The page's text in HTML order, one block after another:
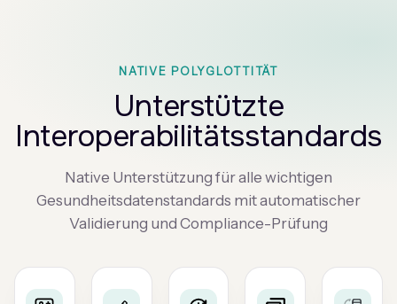
NATIVE POLYGLOTTITÄT
Unterstützte
Interoperabilitätsstandards
Native Unterstützung für alle wichtigen
Gesundheitsdatenstandards mit automatischer
Validierung und Compliance-Prüfung